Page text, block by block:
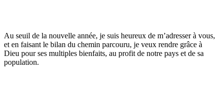
Au seuil de la nouvelle année, je suis heureux de m’adresser à vous,
et en faisant le bilan du chemin parcouru, je veux rendre grâce à
Dieu pour ses multiples bienfaits, au profit de notre pays et de sa
population.